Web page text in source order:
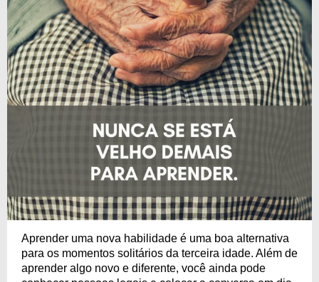
Aprender uma nova habilidade é uma boa alternativa
para os momentos solitários da terceira idade. Além de
aprender algo novo e diferente, você ainda pode